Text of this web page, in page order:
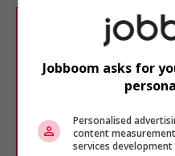
Désolé, cette
résultat.
Veuillez faire une
Vous pouvez en
chercher un
d'intérêt en
comme membre
Jobboom asks for
Personalised
content
services development